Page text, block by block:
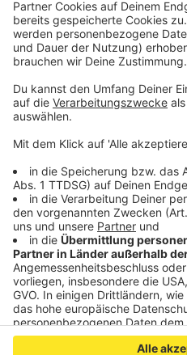
beschützen. Doch der Wald
Anzeige
© Copyright 2019 Disney
Anzeige
Anzeige